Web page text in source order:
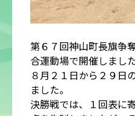
第６７回神山町長旗争
合運動場で開催しまし
８月２１日から２９日
ました。
決勝戦では、１回表に